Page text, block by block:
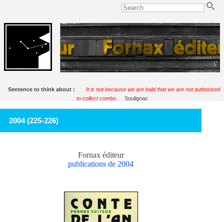
Sentence to think about :
It is not because we are bald that we are not authorized
to collect combs.
Soulignac
2004 (225-226)
Fornax éditeur
publications de 2004